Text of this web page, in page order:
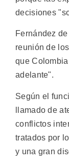
decisiones
Fernández
reunión de
que
adelante".
Según el
llamado de
conflictos
tratados por
y una gran